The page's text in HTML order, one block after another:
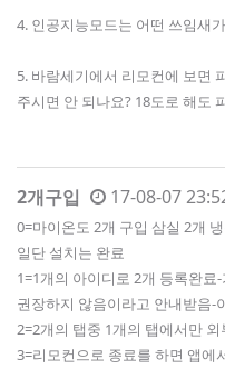
4. 인공지능모드는 어떤 쓰임새
5. 바람세기에서 리모컨에 보면
주시면 안 되나요? 18도로 해도
2개구입 17-08-07
0=마이온도 2개 구입 삼실 2개
일단 설치는 완료
1=1개의 아이디로 2개 등록완
권장하지 않음이라고 안내받음-
2=2개의 탭중 1개의 탭에서만
3=리모컨으로 종료를 하면 앱에